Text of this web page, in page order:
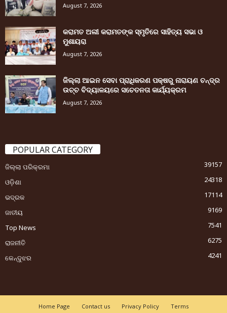
August 7, 2026
କରାମତ ଅଲୀ କରାମତଙ୍କ ସ୍ମୃତିରେ ସାହିତ୍ୟ ସଭା ଓ
ମୁଶାୟରା
August 7, 2026
ଜିଲ୍ଲା ଆଇନ ସେବା ପ୍ରାଧିକରଣ ପକ୍ଷରୁ ନାରାୟଣ ଚନ୍ଦ୍ର
ଉଚ୍ଚ ବିଦ୍ୟାଳୟରେ ସଚେତନତା କାର୍ଯ୍ୟକ୍ରମ
August 7, 2026
POPULAR CATEGORY
ଜିଲ୍ଲା ପରିକ୍ରମା
39157
ଓଡ଼ିଶା
24318
ଭଦ୍ରକ
17114
ଜାତୀୟ
9169
Top News
7541
ରାଜନୀତି
6275
କେନ୍ଦୁଝର
4241
Home Page Contact us Privacy Policy Terms